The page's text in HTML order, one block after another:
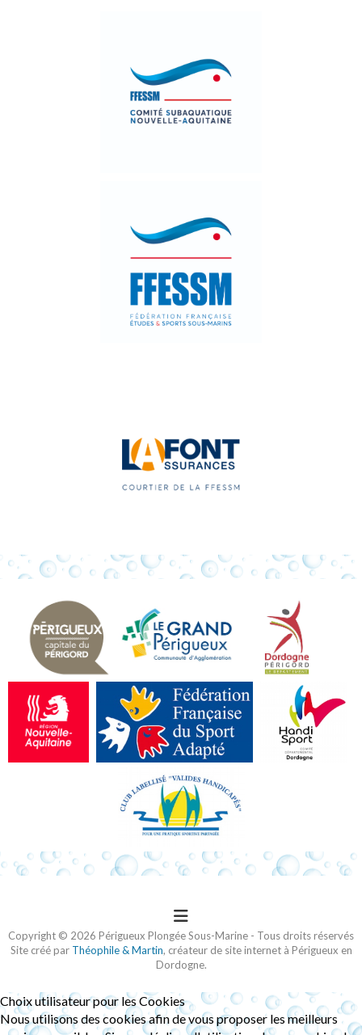
Copyright © 2026 Périgueux Plongée Sous-Marine - Tous droits réservés
Site créé par Théophile & Martin, créateur de site internet à Périgueux en
Dordogne.
Choix utilisateur pour les Cookies
Nous utilisons des cookies afin de vous proposer les meilleurs